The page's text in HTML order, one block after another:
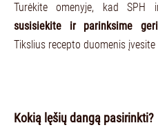
Turėkite omenyje, kad SPH
susisiekite ir parinksime
Tikslius recepto duomenis
Kokią lęšių dangą pasirinkti?